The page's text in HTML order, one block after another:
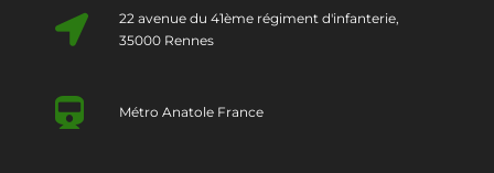
22 avenue du 41ème régiment d'infanterie,
35000 Rennes
Métro Anatole France